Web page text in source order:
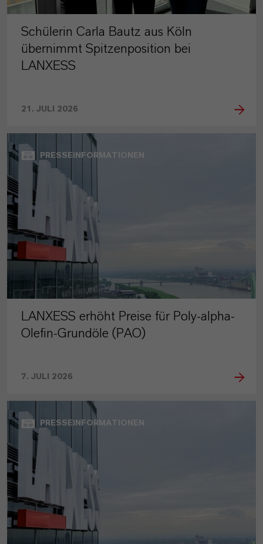
Schülerin Carla Bautz aus Köln
übernimmt Spitzenposition bei
LANXESS
21. JULI 2026
PRESSEINFORMATIONEN
LANXESS erhöht Preise für Poly-alpha-
Olefin-Grundöle (PAO)
7. JULI 2026
PRESSEINFORMATIONEN